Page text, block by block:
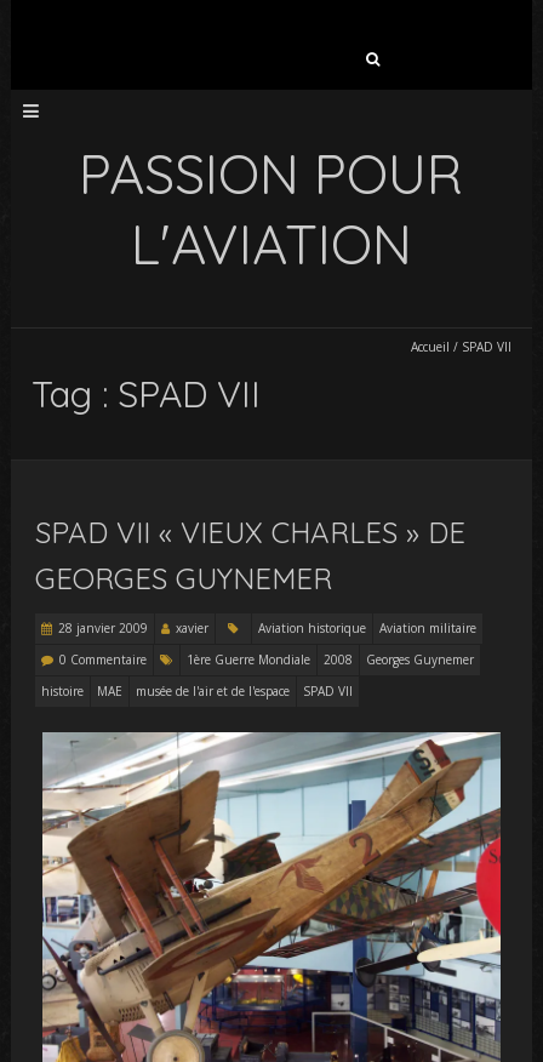
PASSION POUR
L'AVIATION
Accueil / SPAD VII
Tag : SPAD VII
SPAD VII « VIEUX CHARLES » DE
GEORGES GUYNEMER
28 janvier 2009 xavier Aviation historique
Aviation militaire
0 Commentaire
1ère Guerre Mondiale 2008
Georges Guynemer
histoire
MAE musée de l'air et de l'espace SPAD VII